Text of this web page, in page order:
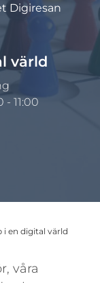
Digiresan
värld
- 11:00
i en digital värld
våra